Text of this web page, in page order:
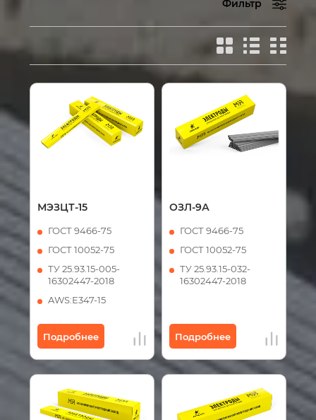
Фильтр
МЭЗЦТ-15
ГОСТ 9466-75
ГОСТ 10052-75
ТУ 25.93.15-005-
16302447-2018
AWS:Е347-15
Подробнее
ОЗЛ-9А
ГОСТ 9466-75
ГОСТ 10052-75
ТУ 25.93.15-032-
16302447-2018
Подробнее